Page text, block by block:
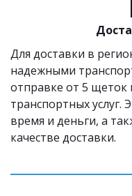
Для доставки в
надежными
отправке от 5 щеток
транспортных услуг.
время и деньги, а
качестве доставки.